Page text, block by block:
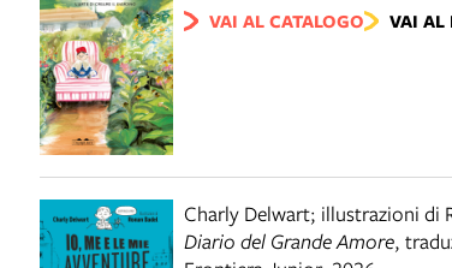
VAI AL CATALOGO VAI AL
Charly Delwart; illustrazioni di
Diario del Grande Amore,